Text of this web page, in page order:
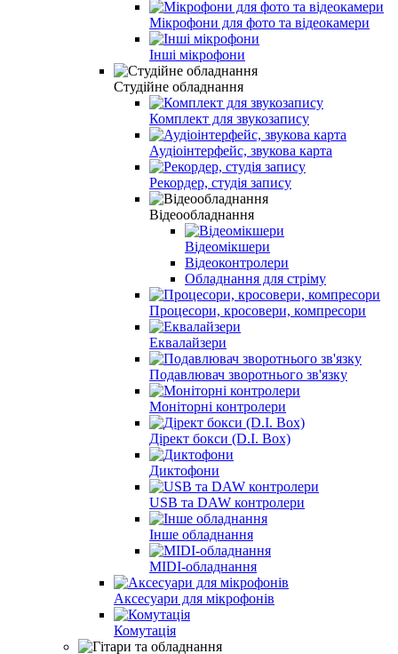
Мікрофони для фото та відеокамери
Інші мікрофони
Студійне обладнання
Комплект для звукозапису
Аудіоінтерфейс, звукова карта
Рекордер, студія запису
Відеообладнання
Відеомікшери
Відеоконтролери
Обладнання для стріму
Процесори, кросовери, компресори
Еквалайзери
Подавлювач зворотнього зв'язку
Моніторні контролери
Дірект бокси (D.I. Box)
Диктофони
USB та DAW контролери
Інше обладнання
MIDI-обладнання
Аксeсуари для мікрофонів
Комутація